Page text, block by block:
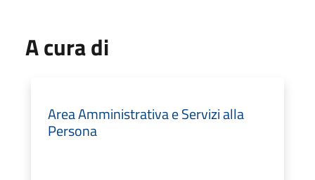
A cura di
Area Amministrativa e Servizi alla
Persona